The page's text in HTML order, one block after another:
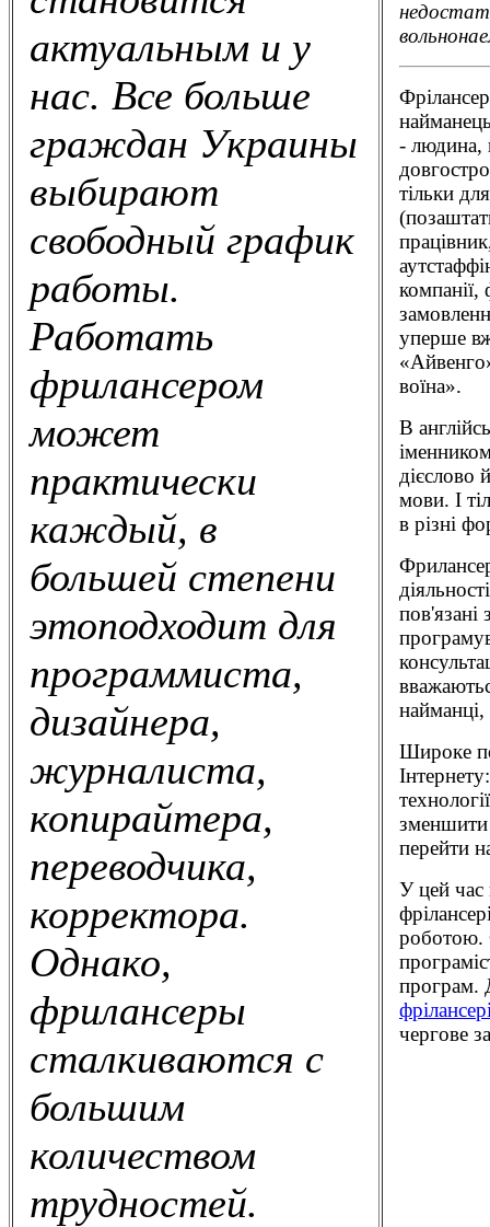
актуальным и у
нас. Все больше
граждан Украины
выбирают
свободный график
работы.
Работать
фрилансером
может
практически
каждый, в
большей степени
этоподходит для
программиста,
дизайнера,
журналиста,
копирайтера,
переводчика,
корректора.
Однако,
фрилансеры
сталкиваются с
большим
количеством
трудностей.
- людина,
тільки
уперше
воїна».
В
дієслово
мови. І
в різні
пов'язані
найманці,
Широке
зменшити
перейти
У цей час
роботою.
програм.
чергове